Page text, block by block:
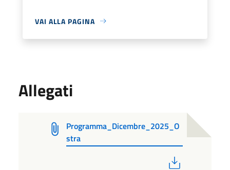
VAI ALLA PAGINA
Allegati
Programma_Dicembre_2025_O
stra